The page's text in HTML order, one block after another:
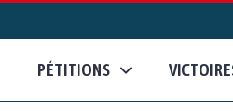
PÉTITIONS